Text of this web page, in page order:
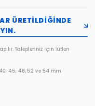
ÜRETILDIĞINDE
Talepleriniz için lütfen
45, 48, 52 ve 54 mm